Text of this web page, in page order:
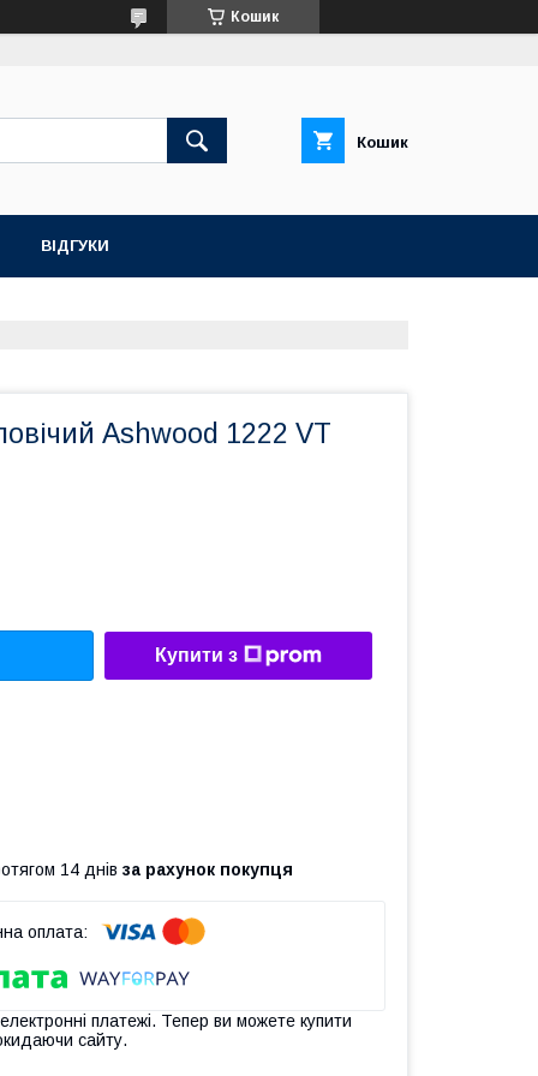
Кошик
Кошик
ВІДГУКИ
Ashwood 1222 VT
Купити з
14 днів за рахунок покупця
платежі. Тепер ви можете купити
сайту.